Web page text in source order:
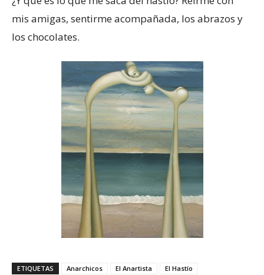
mis amigas, sentirme acompañada, los abrazos y
los chocolates.
ETIQUETAS Anarchicos El Anartista
El Hastío